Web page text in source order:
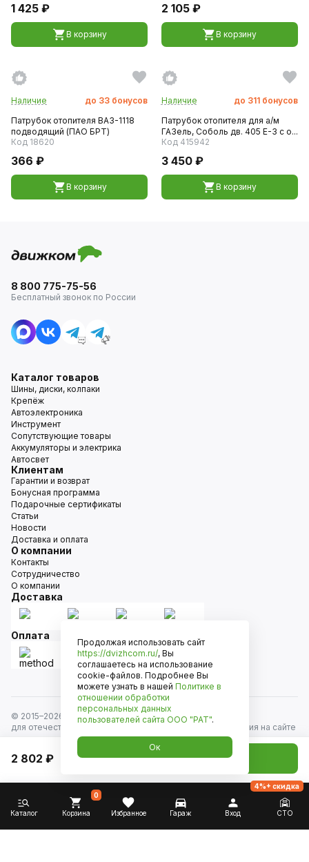
1 425 ₽
В корзину
2 105 ₽
В корзину
Наличие до 33 бонусов
Патрубок отопителя ВАЗ-1118
подводящий (ПАО БРТ)
Код 18620
366 ₽
В корзину
Наличие до 311 бонусов
Патрубок отопителя для а/м
ГАЗель, Соболь дв. 405 Е-3 с о...
Код 415942
3 450 ₽
В корзину
2 802 ₽ Добавить в корзину
8 800 775-75-56
Бесплатный звонок по России
Каталог товаров
Шины, диски, колпаки
Крепёж
Автоэлектроника
Инструмент
Сопутствующие товары
Аккумуляторы и электрика
Автосвет
Клиентам
Гарантии и возврат
Бонусная программа
Подарочные сертификаты
Статьи
Новости
Доставка и оплата
О компании
Контакты
Сотрудничество
О компании
Доставка
Оплата
© 2015–2026
Движком — сеть магазинов автозапчастей
для отечественных автомобилей и иномарок. Информация на сайте
носит исключительно информационный характер и не является
публичной офертой, определяемой положениями
ст. 437 Гражданского кодекса РФ. Все права защищены.
Каталог Корзина
0
Избранное Гараж Вход СТО
4%+ скидка
Продолжая использовать сайт
https://dvizhcom.ru/, Вы
соглашаетесь на использование
cookie-файлов. Подробнее Вы
можете узнать в нашей Политике в
отношении обработки
персональных данных
пользователей сайта ООО "РАТ".
Ок